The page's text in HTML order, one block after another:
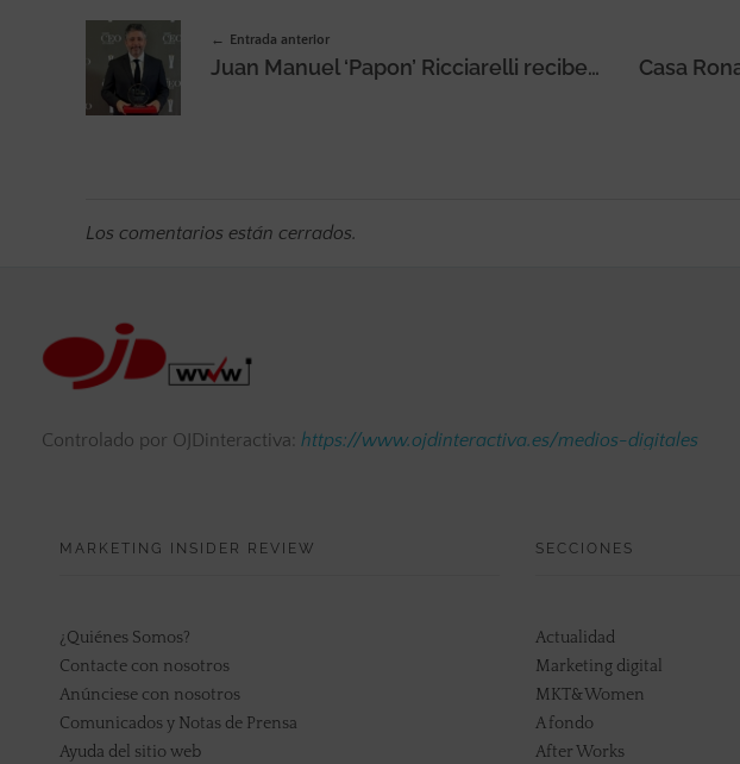
Entrada anterior
Juan Manuel ‘Papon’ Ricciarelli recibe el Best CEO Award 2026 en la categoría New Business
Los comentarios están cerrados.
Controlado por OJDinteractiva: https://www.ojdinteractiva.es/medios-digitales
MARKETING INSIDER REVIEW
¿Quiénes Somos?
Contacte con nosotros
Anúnciese con nosotros
Comunicados y Notas de Prensa
Ayuda del sitio web
SECCIONES
Actualidad
Marketing digital
MKT&Women
A fondo
After Works